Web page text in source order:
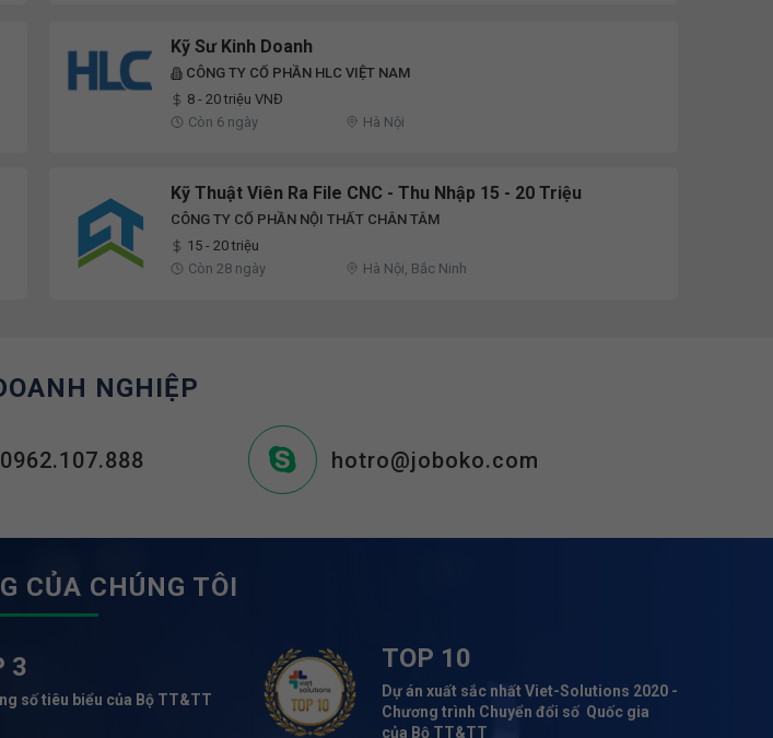
Kỹ Sư Kinh Doanh
CÔNG TY CỔ PHẦN HLC VIỆT NAM
8 - 20 triệu VNĐ
Còn 6 ngày
Hà Nội
Kỹ Thuật Viên Ra File CNC - Thu Nhập 15 - 20 Triệu
CÔNG TY CỔ PHẦN NỘI THẤT CHÂN TÂM
15 - 20 triệu
Còn 28 ngày
Hà Nội, Bắc Ninh
NGHIỆP
0962.107.888 hotro@joboko.com
CỦA CHÚNG TÔI
3
số tiêu biểu của Bộ TT&TT
TOP 10
Dự án xuất sắc nhất Viet-Solutions 2020 -
Chương trình Chuyển đổi số Quốc gia
của Bộ TT&TT